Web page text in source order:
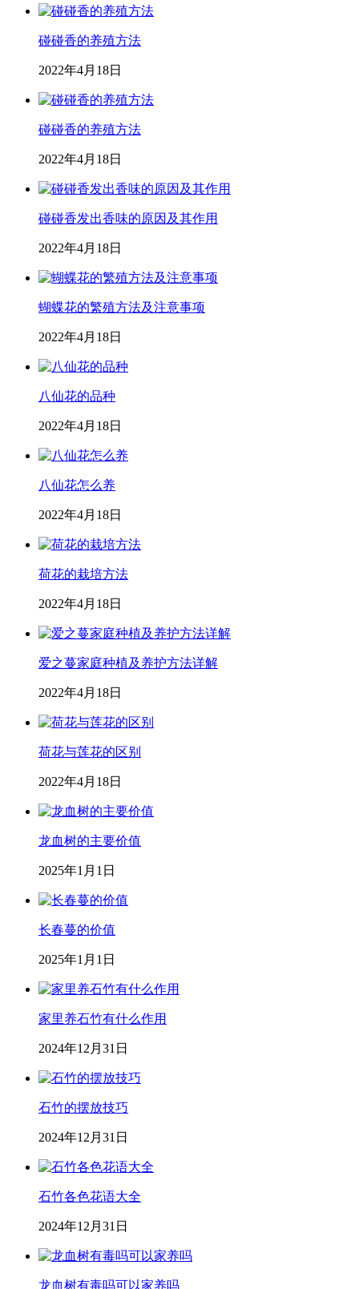
碰碰香的养殖方法
2022年4月18日
碰碰香的养殖方法
2022年4月18日
碰碰香发出香味的原因及其作用
2022年4月18日
蝴蝶花的繁殖方法及注意事项
2022年4月18日
八仙花的品种
2022年4月18日
八仙花怎么养
2022年4月18日
荷花的栽培方法
2022年4月18日
爱之蔓家庭种植及养护方法详解
2022年4月18日
荷花与莲花的区别
2022年4月18日
龙血树的主要价值
2025年1月1日
长春蔓的价值
2025年1月1日
家里养石竹有什么作用
2024年12月31日
石竹的摆放技巧
2024年12月31日
石竹各色花语大全
2024年12月31日
龙血树有毒吗可以家养吗